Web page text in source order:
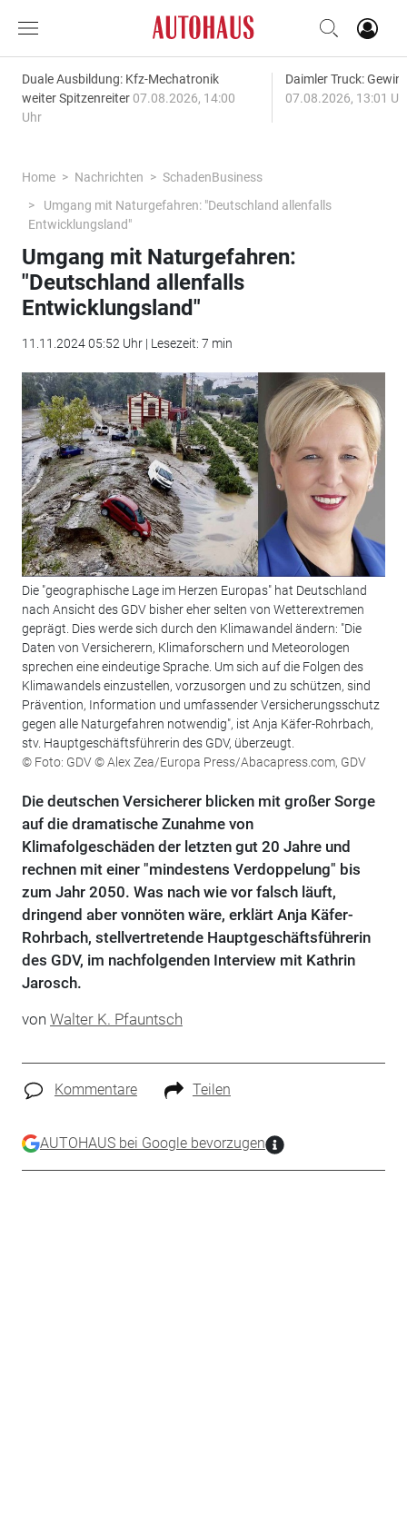
Duale Ausbildung: Kfz-Mechatronik
weiter Spitzenreiter 07.08.2026, 14:00
Uhr
Daimler Truck:
07.08.2026, 13:01
Home Nachrichten
SchadenBusiness
Umgang mit Naturgefahren: "Deutschland allenfalls
Entwicklungsland"
Umgang mit Naturgefahren:
"Deutschland allenfalls
Entwicklungsland"
11.11.2024 05:52 Uhr | Lesezeit: 7 min
Die "geographische Lage im Herzen Europas" hat Deutschland
nach Ansicht des GDV bisher eher selten von Wetterextremen
geprägt. Dies werde sich durch den Klimawandel ändern: "Die
Daten von Versicherern, Klimaforschern und Meteorologen
sprechen eine eindeutige Sprache. Um sich auf die Folgen des
Klimawandels einzustellen, vorzusorgen und zu schützen, sind
Prävention, Information und umfassender Versicherungsschutz
gegen alle Naturgefahren notwendig", ist Anja Käfer-Rohrbach,
stv. Hauptgeschäftsführerin des GDV, überzeugt.
© Foto: GDV © Alex Zea/Europa Press/Abacapress.com, GDV
Die deutschen Versicherer blicken mit großer Sorge
auf die dramatische Zunahme von
Klimafolgeschäden der letzten gut 20 Jahre und
rechnen mit einer "mindestens Verdoppelung" bis
zum Jahr 2050. Was nach wie vor falsch läuft,
dringend aber vonnöten wäre, erklärt Anja Käfer-
Rohrbach, stellvertretende Hauptgeschäftsführerin
des GDV, im nachfolgenden Interview mit Kathrin
Jarosch.
von Walter K. Pfauntsch
Kommentare Teilen
AUTOHAUS bei Google bevorzugen